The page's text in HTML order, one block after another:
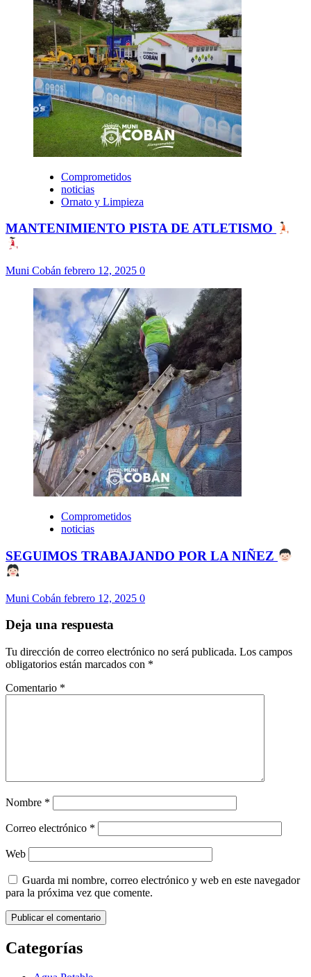
Comprometidos
noticias
Ornato y Limpieza
MANTENIMIENTO PISTA DE ATLETISMO
Muni Cobán febrero 12, 2025 0
Comprometidos
noticias
SEGUIMOS TRABAJANDO POR LA NIÑEZ
Muni Cobán febrero 12, 2025 0
Deja una respuesta
Tu dirección de correo electrónico no será publicada. Los campos
obligatorios están marcados con *
Comentario *
Nombre *
Correo electrónico *
Web
Guarda mi nombre, correo electrónico y web en este navegador
para la próxima vez que comente.
Categorías